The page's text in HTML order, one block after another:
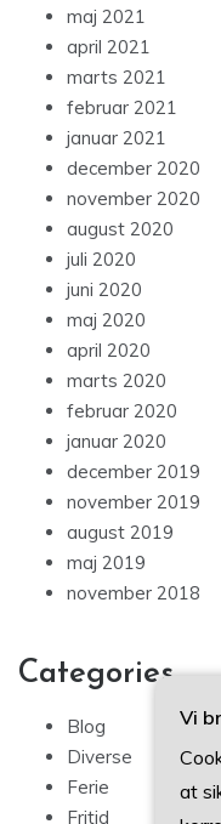
maj 2021
april 2021
marts 2021
februar 2021
januar 2021
december 2020
november 2020
august 2020
juli 2020
juni 2020
maj 2020
april 2020
marts 2020
februar 2020
januar 2020
december 2019
november 2019
august 2019
maj 2019
november 2018
Categories
Blog
Diverse
Ferie
Fritid
Vi
at